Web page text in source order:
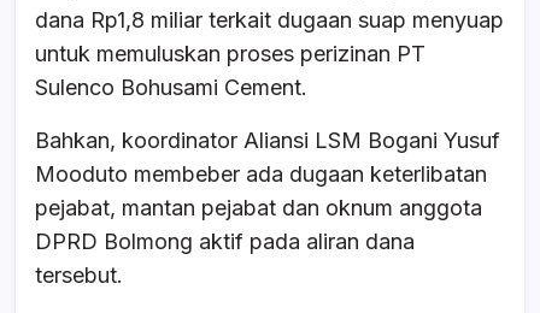
dana Rp1,8 miliar terkait dugaan suap menyuap
untuk memuluskan proses perizinan PT
Sulenco Bohusami Cement.
Bahkan, koordinator Aliansi LSM Bogani Yusuf
Mooduto membeber ada dugaan keterlibatan
pejabat, mantan pejabat dan oknum anggota
DPRD Bolmong aktif pada aliran dana
tersebut.